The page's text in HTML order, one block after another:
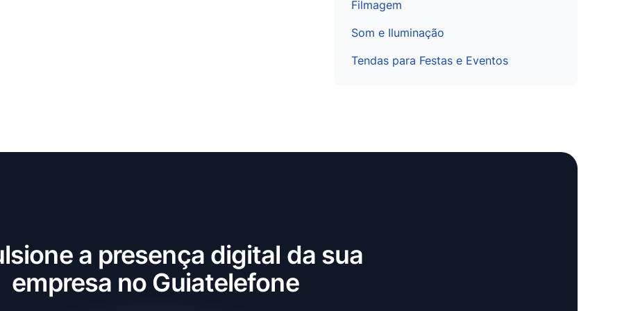
Filmagem
Som e Iluminação
Tendas para Festas e Eventos
a presença digital da sua
empresa no Guiatelefone